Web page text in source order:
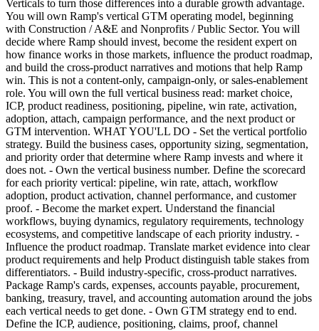
Verticals to turn those differences into a durable growth advantage.
You will own Ramp's vertical GTM operating model, beginning
with Construction / A&E and Nonprofits / Public Sector. You will
decide where Ramp should invest, become the resident expert on
how finance works in those markets, influence the product roadmap,
and build the cross-product narratives and motions that help Ramp
win. This is not a content-only, campaign-only, or sales-enablement
role. You will own the full vertical business read: market choice,
ICP, product readiness, positioning, pipeline, win rate, activation,
adoption, attach, campaign performance, and the next product or
GTM intervention. WHAT YOU'LL DO - Set the vertical portfolio
strategy. Build the business cases, opportunity sizing, segmentation,
and priority order that determine where Ramp invests and where it
does not. - Own the vertical business number. Define the scorecard
for each priority vertical: pipeline, win rate, attach, workflow
adoption, product activation, channel performance, and customer
proof. - Become the market expert. Understand the financial
workflows, buying dynamics, regulatory requirements, technology
ecosystems, and competitive landscape of each priority industry. -
Influence the product roadmap. Translate market evidence into clear
product requirements and help Product distinguish table stakes from
differentiators. - Build industry-specific, cross-product narratives.
Package Ramp's cards, expenses, accounts payable, procurement,
banking, treasury, travel, and accounting automation around the jobs
each vertical needs to get done. - Own GTM strategy end to end.
Define the ICP, audience, positioning, claims, proof, channel